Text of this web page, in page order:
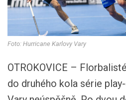
Foto: Hurricane Karlovy Vary
OTROKOVICE –
do druhého kola série